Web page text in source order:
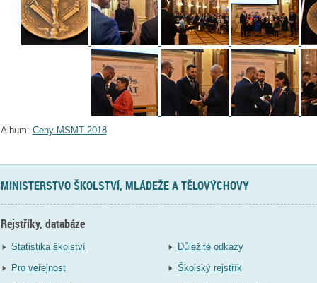
Album: Ceny MSMT 2018
MINISTERSTVO ŠKOLSTVÍ, MLÁDEŽE A TĚLOVÝCHOVY
Rejstříky, databáze
Statistika školství
Pro veřejnost
Důležité odkazy
Školský rejstřík